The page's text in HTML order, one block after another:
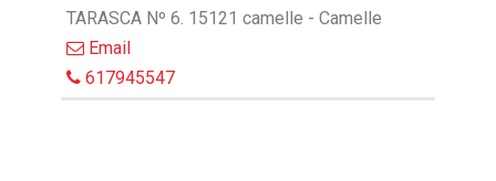
TARASCA Nº 6. 15121 camelle - Camelle
Email
617945547